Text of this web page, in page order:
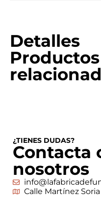
Detalles
Productos
¿TIENES DUDAS?
Contacta
nosotros
Calle Martínez Soria